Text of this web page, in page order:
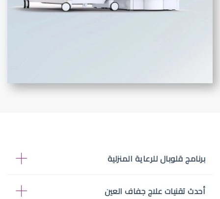
برنامج قلوبال للرعاية المنزلية
أحدث تقنيات علاج جفاف العين